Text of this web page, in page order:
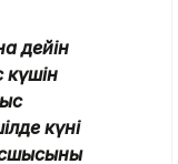
дейін
күшін
күні